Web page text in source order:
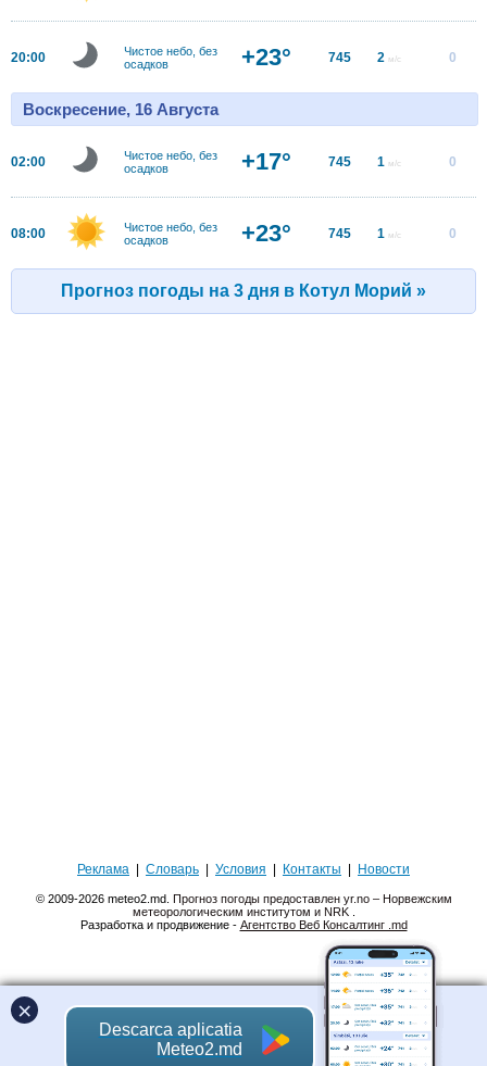
20:00
Чистое небо, без
осадков
+23° 745 2 м/с 0
Воскресение, 16 Августа
02:00
Чистое небо, без
осадков
+17° 745 1 м/с 0
08:00
Чистое небо, без
осадков
+23° 745 1 м/с 0
Прогноз погоды на 3 дня в Котул Морий »
Реклама Словарь Условия Контакты Новости
© 2009-2026 meteo2.md. Прогноз погоды предоставлен yr.no – Норвежским
метеорологическим институтом и NRK
Разработка и продвижение - Агентство Веб Консалтинг .md
×
Descarca aplicatia
Meteo2.md